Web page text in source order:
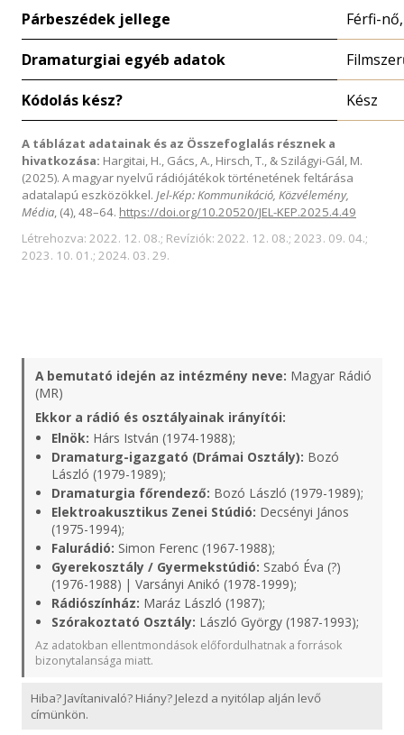
Párbeszédek jellege Férfi-
Dramaturgiai egyéb adatok
Kódolás kész? Kész
A táblázat adatainak és az Összefoglalás résznek a
hivatkozása: Hargitai, H., Gács, A., Hirsch, T., & Szilágyi-Gál, M.
(2025). A magyar nyelvű rádiójátékok történetének feltárása
adatalapú eszközökkel. Jel-Kép: Kommunikáció, Közvélemény,
Média, (4), 48–64. https://doi.org/10.20520/JEL-KEP.2025.4.49
Létrehozva: 2022. 12. 08.; Revíziók: 2022. 12. 08.; 2023. 09. 04.;
2023. 10. 01.; 2024. 03. 29.
A bemutató idején az intézmény neve: Magyar Rádió
(MR)
Ekkor a rádió és osztályainak irányítói:
Elnök: Hárs István (1974-1988);
Dramaturg-igazgató (Drámai Osztály): Bozó
László (1979-1989);
Dramaturgia főrendező: Bozó László (1979-1989);
Elektroakusztikus Zenei Stúdió: Decsényi János
(1975-1994);
Falurádió: Simon Ferenc (1967-1988);
Gyerekosztály / Gyermekstúdió: Szabó Éva (?)
(1976-1988) | Varsányi Anikó (1978-1999);
Rádiószínház: Maráz László (1987);
Szórakoztató Osztály: László György (1987-1993);
Az adatokban ellentmondások előfordulhatnak a források
bizonytalansága miatt.
Hiba? Javítanivaló? Hiány? Jelezd a nyitólap alján levő
címünkön.